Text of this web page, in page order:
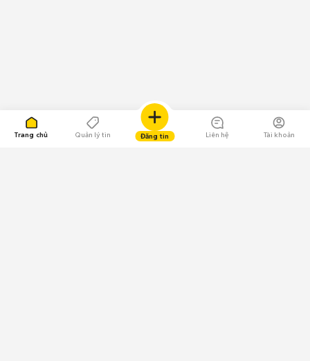
Trang chủ Quản lý tin Đăng tin Liên hệ Tài khoản